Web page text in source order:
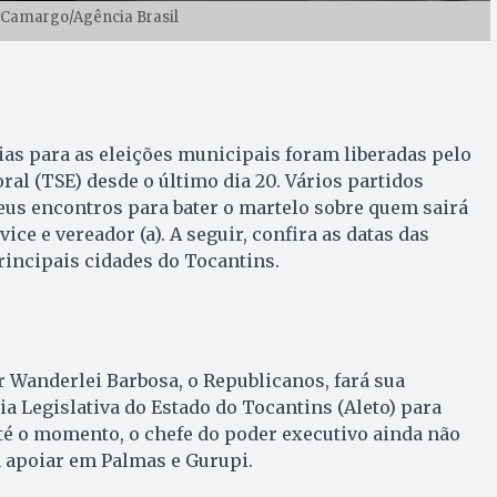
Agência Brasil
para as eleições municipais foram liberadas pelo
(TSE) desde o último dia 20. Vários partidos
encontros para bater o martelo sobre quem sairá
e vereador (a). A seguir, confira as datas das
cidades do Tocantins.
Barbosa, o Republicanos, fará sua
Legislativa do Estado do Tocantins (Aleto) para
o momento, o chefe do poder executivo ainda não
em Palmas e Gurupi.